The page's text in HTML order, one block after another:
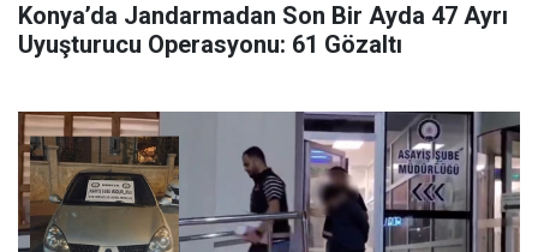
Konya’da Jandarmadan Son Bir Ayda 47 Ayrı
Uyuşturucu Operasyonu: 61 Gözaltı